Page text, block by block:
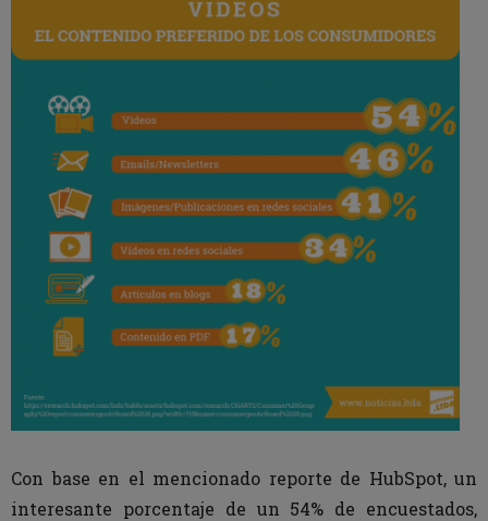
Con base en el mencionado reporte de HubSpot, un
interesante porcentaje de un 54% de encuestados,